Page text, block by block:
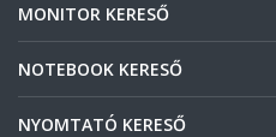
MONITOR KERESŐ
NOTEBOOK KERESŐ
NYOMTATÓ KERESŐ